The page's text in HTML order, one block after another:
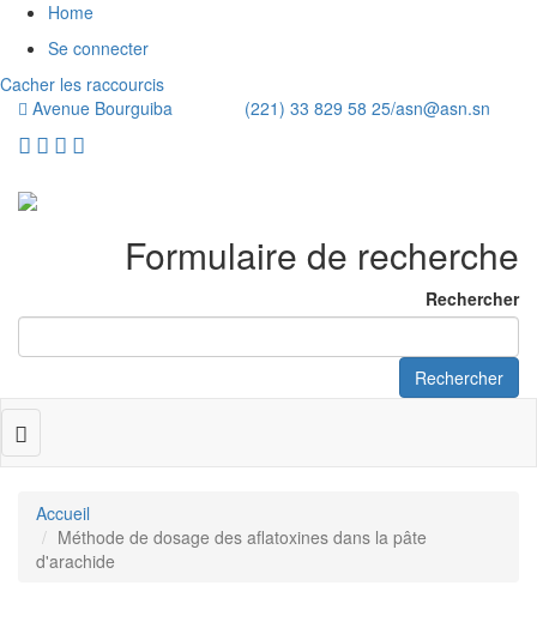
Home
Se connecter
Cacher les raccourcis
Avenue Bourguiba (221) 33 829 58 25/asn@asn.sn
Formulaire de recherche
Rechercher
Rechercher
Toggle
navigation
Accueil
Méthode de dosage des aflatoxines dans la pâte
d'arachide